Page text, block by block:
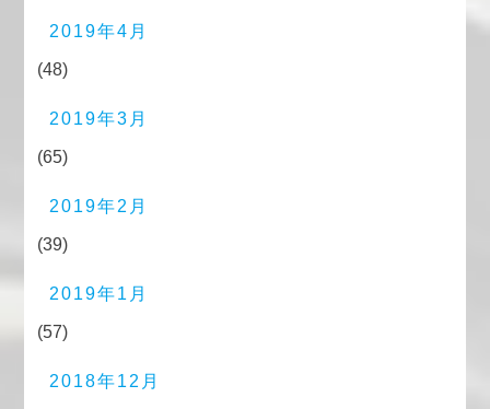
2019年4月
(48)
2019年3月
(65)
2019年2月
(39)
2019年1月
(57)
2018年12月